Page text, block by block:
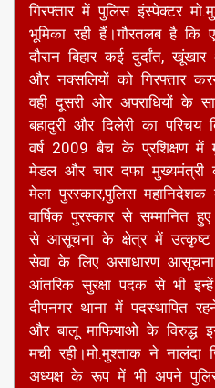
गिरफ्तार में पुलिस इंस्पेक्टर
भूमिका रही हैं।गौरतलब है कि
दौरान बिहार कई दुर्दांत,
और नक्सलियों को गिरफ्तार
वही दूसरी ओर अपराधियों के
बहादुरी और दिलेरी का
वर्ष 2009 बैच के प्रशिक्षण में
मेडल और चार दफा मुख्यमंत्री
मेला पुरस्कार,पुलिस महानिदेशक
वार्षिक पुरस्कार से सम्मानित
से आसूचना के क्षेत्र में उत्कृष्ट
सेवा के लिए असाधारण
आंतरिक सुरक्षा पदक से भी इन्हें
दीपनगर थाना में पदस्थापित
और बालू माफियाओ के विरुद्ध
मची रही।मो.मुश्ताक ने
अध्यक्ष के रूप में भी अपने